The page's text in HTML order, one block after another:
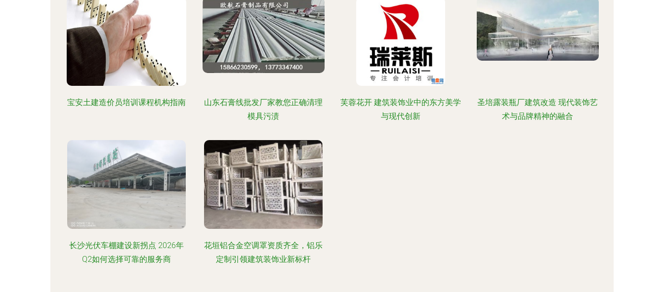
宝安土建造价员培训课程机构指南
山东石膏线批发厂家教您正确清理
模具污渍
芙蓉花开 建筑装饰业中的东方美学
与现代创新
圣培露装瓶厂建筑改造 现代装饰艺
术与品牌精神的融合
长沙光伏车棚建设新拐点 2026年
Q2如何选择可靠的服务商
花垣铝合金空调罩资质齐全，铝乐
定制引领建筑装饰业新标杆